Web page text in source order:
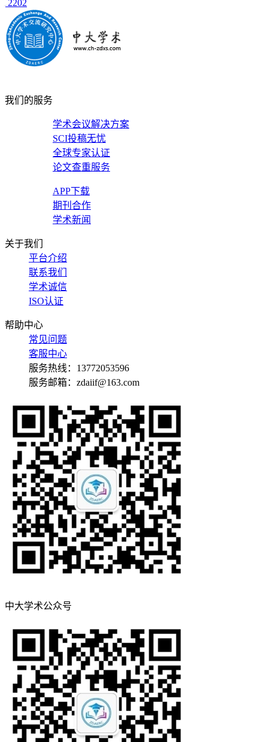
2202
我们的服务
学术会议解决方案
SCI投稿无忧
全球专家认证
论文查重服务
APP下载
期刊合作
学术新闻
关于我们
平台介绍
联系我们
学术诚信
ISO认证
帮助中心
常见问题
客服中心
服务热线：13772053596
服务邮箱：zdaiif@163.com
中大学术公众号